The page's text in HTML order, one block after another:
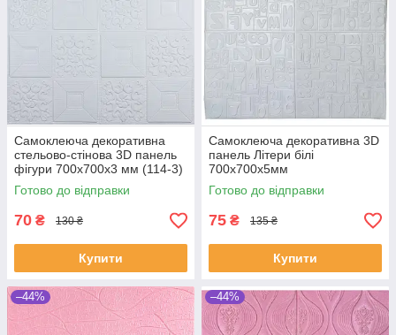
Самоклеюча декоративна
стельово-стінова 3D панель
фігури 700x700x3 мм (114-3)
Готово до відправки
70 ₴ 130 ₴
Купити
Самоклеюча декоративна 3D
панель Літери білі
700x700x5мм
Готово до відправки
75 ₴ 135 ₴
Купити
–44% –44%